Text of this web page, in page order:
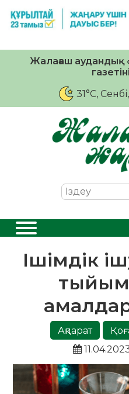
Жалағаш
31°C,
Ішімдік
тыйым
Ақпарат